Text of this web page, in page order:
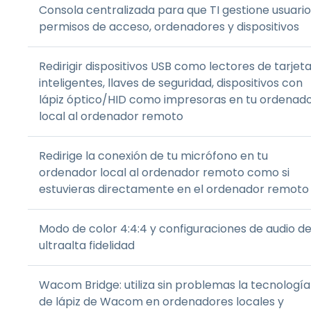
Consola centralizada para que TI gestione
permisos de acceso, ordenadores y dispositivos
Redirigir dispositivos USB como lectores de
inteligentes, llaves de seguridad, dispositivos con
lápiz óptico/HID como impresoras en tu
local al ordenador remoto
Redirige la conexión de tu micrófono en tu
ordenador local al ordenador remoto como si
estuvieras directamente en el ordenador remoto
Modo de color 4:4:4 y configuraciones de audio de
ultraalta fidelidad
Wacom Bridge: utiliza sin problemas la tecnología
de lápiz de Wacom en ordenadores locales y